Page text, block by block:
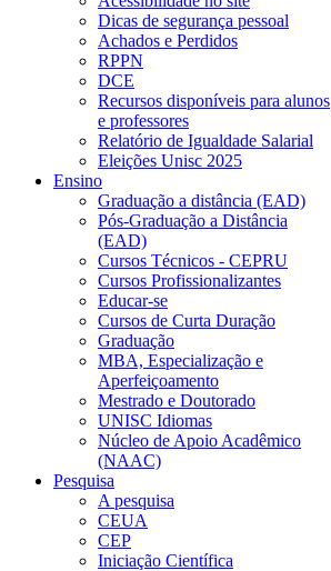
Dicas de segurança pessoal
Achados e Perdidos
RPPN
DCE
Recursos disponíveis para alunos
e professores
Relatório de Igualdade Salarial
Eleições Unisc 2025
Ensino
Graduação a distância (EAD)
Pós-Graduação a Distância
(EAD)
Cursos Técnicos - CEPRU
Cursos Profissionalizantes
Educar-se
Cursos de Curta Duração
Graduação
MBA, Especialização e
Aperfeiçoamento
Mestrado e Doutorado
UNISC Idiomas
Núcleo de Apoio Acadêmico
(NAAC)
Pesquisa
A pesquisa
CEUA
CEP
Iniciação Científica